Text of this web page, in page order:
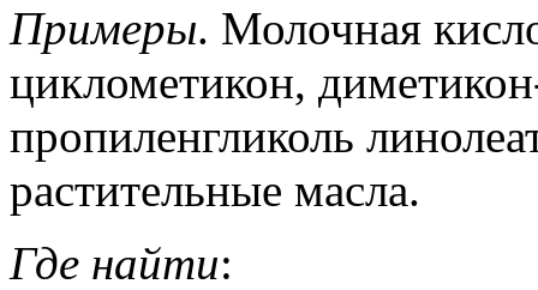
Примеры. Молочная
циклометикон,
пропиленгликоль
растительные масла.
Где найти: